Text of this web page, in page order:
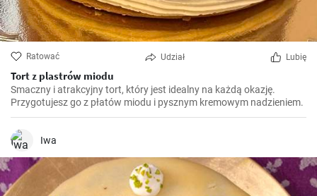
Ratować Udział Lubię
Tort z plastrów miodu
Smaczny i atrakcyjny tort, który jest idealny na każdą okazję.
Przygotujesz go z płatów miodu i pysznym kremowym nadzieniem.
Iwa